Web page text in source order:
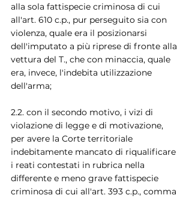
alla sola fattispecie criminosa di cui
all'art. 610 c.p., pur perseguito sia con
violenza, quale era il posizionarsi
dell'imputato a più riprese di fronte alla
vettura del T., che con minaccia, quale
era, invece, l'indebita utilizzazione
dell'arma;
2.2. con il secondo motivo, i vizi di
violazione di legge e di motivazione,
per avere la Corte territoriale
indebitamente mancato di riqualificare
i reati contestati in rubrica nella
differente e meno grave fattispecie
criminosa di cui all'art. 393 c.p., comma